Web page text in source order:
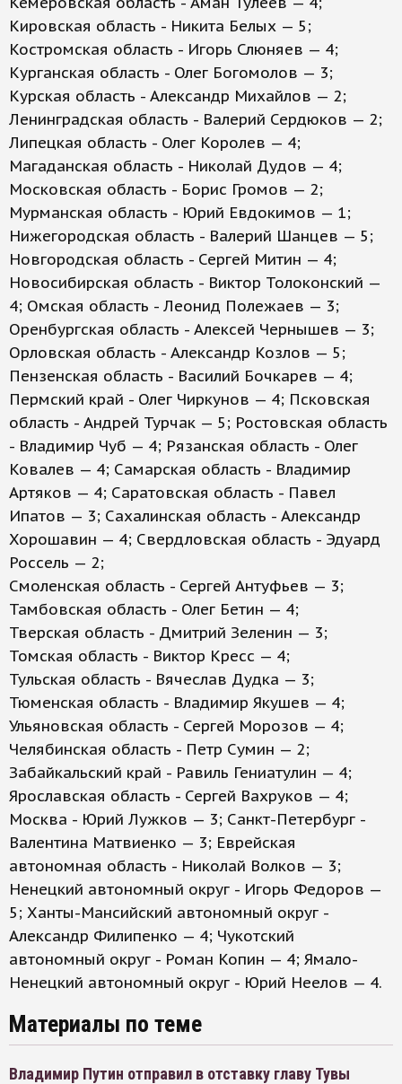
Кировская область - Никита Белых — 5;
Костромская область - Игорь Слюняев — 4;
Курганская область - Олег Богомолов — 3;
Курская область - Александр Михайлов — 2;
Ленинградская область - Валерий Сердюков — 2;
Липецкая область - Олег Королев — 4;
Магаданская область - Николай Дудов — 4;
Московская область - Борис Громов — 2;
Мурманская область - Юрий Евдокимов — 1;
Нижегородская область - Валерий Шанцев — 5;
Новгородская область - Сергей Митин — 4;
Новосибирская область - Виктор Толоконский —
4; Омская область - Леонид Полежаев — 3;
Оренбургская область - Алексей Чернышев — 3;
Орловская область - Александр Козлов — 5;
Пензенская область - Василий Бочкарев — 4;
Пермский край - Олег Чиркунов — 4; Псковская
область - Андрей Турчак — 5; Ростовская область
- Владимир Чуб — 4; Рязанская область - Олег
Ковалев — 4; Самарская область - Владимир
Артяков — 4; Саратовская область - Павел
Ипатов — 3; Сахалинская область - Александр
Хорошавин — 4; Свердловская область - Эдуард
Россель — 2;
Смоленская область - Сергей Антуфьев — 3;
Тамбовская область - Олег Бетин — 4;
Тверская область - Дмитрий Зеленин — 3;
Томская область - Виктор Кресс — 4;
Тульская область - Вячеслав Дудка — 3;
Тюменская область - Владимир Якушев — 4;
Ульяновская область - Сергей Морозов — 4;
Челябинская область - Петр Сумин — 2;
Забайкальский край - Равиль Гениатулин — 4;
Ярославская область - Сергей Вахруков — 4;
Москва - Юрий Лужков — 3; Санкт-Петербург -
Валентина Матвиенко — 3; Еврейская
автономная область - Николай Волков — 3;
Ненецкий автономный округ - Игорь Федоров —
5; Ханты-Мансийский автономный округ -
Александр Филипенко — 4; Чукотский
автономный округ - Роман Копин — 4; Ямало-
Ненецкий автономный округ - Юрий Неелов — 4.
Материалы по теме
Владимир Путин отправил в отставку главу Тувы